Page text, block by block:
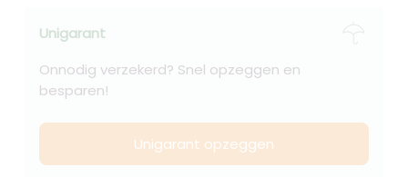
Unigarant
Onnodig verzekerd? Snel opzeggen en
besparen!
Unigarant opzeggen